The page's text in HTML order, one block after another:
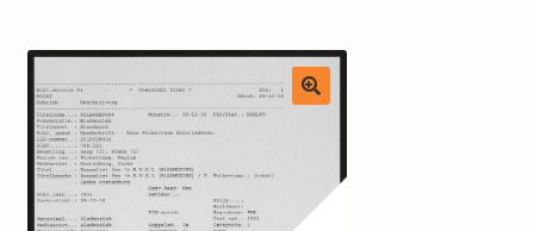
uitvouwen
Componisten
nieuws
events